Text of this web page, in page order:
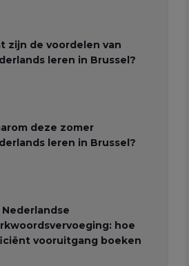
zijn de voordelen van
leren in Brussel?
deze zomer
leren in Brussel?
Nederlandse
hoe
vooruitgang boeken